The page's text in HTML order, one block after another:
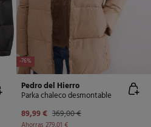
-76%
Pedro del Hierro
Parka chaleco desmontable
89,99 € 369,00 €